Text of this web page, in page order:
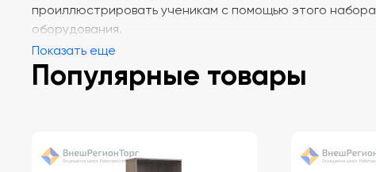
проиллюстрировать ученикам с помощью этого набора
оборудования.
Показать еще
Популярные товары